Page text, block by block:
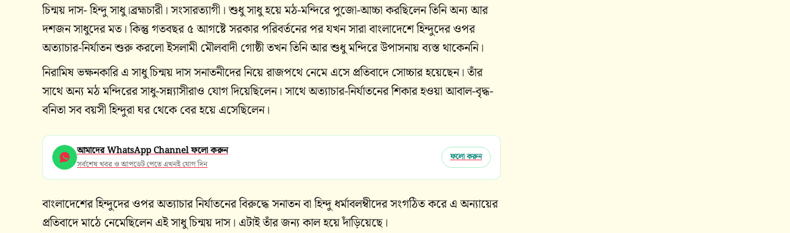
চিন্ময় দাস- হিন্দু সাধু।ব্রহ্মচারী। সংসারত্যাগী। শুধু সাধু হয়ে মঠ-মন্দিরে পুজো-আচ্চা করছিলেন তিনি অন্য আর
দশজন সাধুদের মত। কিন্তু গতবছর ৫ আগষ্টে সরকার পরিবর্তনের পর যখন সারা বাংলাদেশে হিন্দুদের ওপর
অত্যাচার-নির্যাতন শুরু করলো ইসলামী মৌলবাদী গোষ্ঠী তখন তিনি আর শুধু মন্দিরে উপাসনায় ব্যস্ত থাকেননি।
নিরামিষ ভক্ষনকারি এ সাধু চিন্ময় দাস সনাতনীদের নিয়ে রাজপথে নেমে এসে প্রতিবাদে সোচ্চার হয়েছেন। তাঁর
সাথে অন্য মঠ মন্দিরের সাধু-সন্ন্যাসীরাও যোগ দিয়েছিলেন। সাথে অত্যাচার-নির্যাতনের শিকার হওয়া আবাল-বৃদ্ধ-
বনিতা সব বয়সী হিন্দুরা ঘর থেকে বের হয়ে এসেছিলেন।
আমাদের WhatsApp Channel ফলো করুন
সর্বশেষ খবর ও আপডেট পেতে এখনই যোগ দিন
ফলো করুন
বাংলাদেশের হিন্দুদের ওপর অত্যাচার নির্যাতনের বিরুদ্ধে সনাতন বা হিন্দু ধর্মাবলম্বীদের সংগঠিত করে এ অন্যায়ের
প্রতিবাদে মাঠে নেমেছিলেন এই সাধু চিন্ময় দাস। এটাই তাঁর জন্য কাল হয়ে দাঁড়িয়েছে।